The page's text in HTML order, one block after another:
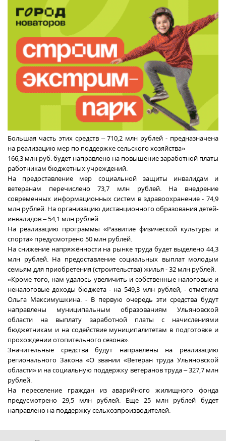
Большая часть этих средств – 710,2 млн рублей - предназначена
на реализацию мер по поддержке сельского хозяйства»
166,3 млн руб. будет направлено на повышение заработной платы
работникам бюджетных учреждений.
На предоставление мер социальной защиты инвалидам и
ветеранам перечислено 73,7 млн рублей. На внедрение
современных информационных систем в здравоохранение - 74,9
млн рублей. На организацию дистанционного образования детей-
инвалидов – 54,1 млн рублей.
На реализацию программы «Развитие физической культуры и
спорта» предусмотрено 50 млн рублей.
На снижение напряжённости на рынке труда будет выделено 44,3
млн рублей. На предоставление социальных выплат молодым
семьям для приобретения (строительства) жилья - 32 млн рублей.
«Кроме того, нам удалось увеличить и собственные налоговые и
неналоговые доходы бюджета - на 549,3 млн рублей, - отметила
Ольга Максимушкина. - В первую очередь эти средства будут
направлены муниципальным образованиям Ульяновской
области на выплату заработной платы с начислениями
бюджетникам и на содействие муниципалитетам в подготовке и
прохождении отопительного сезона».
Значительные средства будут направлены на реализацию
регионального Закона «О звании «Ветеран труда Ульяновской
области» и на социальную поддержку ветеранов труда – 327,7 млн
рублей.
На переселение граждан из аварийного жилищного фонда
предусмотрено 29,5 млн рублей. Еще 25 млн рублей будет
направлено на поддержку сельхозпроизводителей.